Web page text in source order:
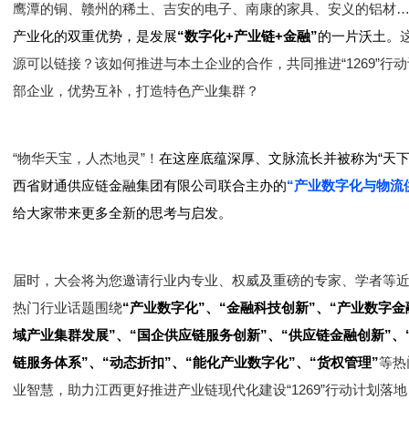
鹰潭的铜、赣州的稀土、吉安的电子、南康的家具、安义的铝
产业化的双重优势，是发展“数字化+产业链+金融”的一片沃土。
源可以链接？该如何推进与本土企业的合作，共同推进“1269”行
部企业，优势互补，打造特色产业集群？
“物华天宝，人杰地灵”！在这座底蕴深厚、文脉流长并被称为“天
西省财通供应链金融集团有限公司联合主办的“产业数字化与物
给大家带来更多全新的思考与启发。
届时，大会将为您邀请行业内专业、权威及重磅的专家、学者等
热门行业话题围绕“产业数字化”、“金融科技创新”、“产业数字
域产业集群发展”、“国企供应链服务创新”、“供应链金融创新”
链服务体系”、“动态折扣”、“能化产业数字化”、“货权管理”等
业智慧，助力江西更好推进产业链现代化建设“1269”行动计划落